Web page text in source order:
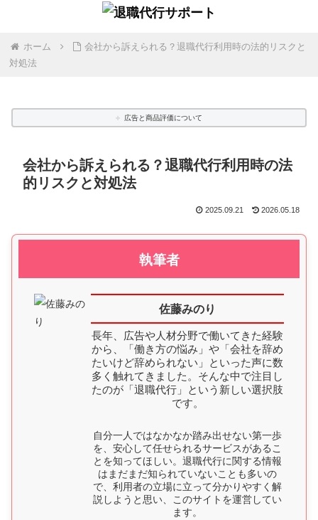
ホーム
会社から訴えられる？退職代行利用時の法的リスクと
対処法
広告と商品評価について
会社から訴えられる？退職代行利用時の法
的リスクと対処法
2025.09.21 2026.05.18
執筆者
佐藤みのり
長年、広告や人材分野で働いてきた経験
から、「働き方の悩み」や「会社を辞め
たいけど辞められない」といった声に数
多く触れてきました。そんな中で注目し
たのが「退職代行」という新しい選択肢
です。
自分一人ではなかなか踏み出せない第一歩
を、安心して任せられるサービスがあるこ
とを知ってほしい。退職代行に関する情報
はまだまだ知られていないことも多いの
で、利用者の立場に立って分かりやすく解
説しようと思い、このサイトを運営してい
ます。